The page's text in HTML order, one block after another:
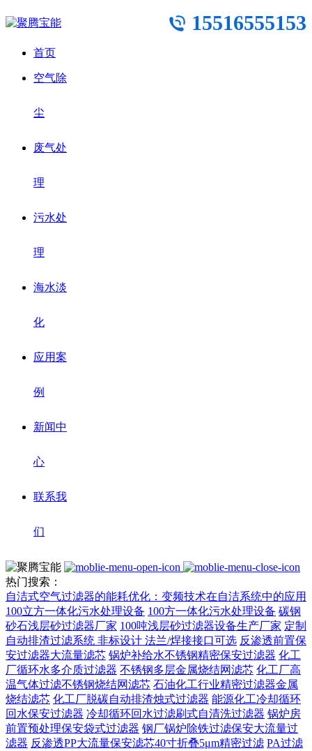
15516555153
首页
空气除
尘
废气处
理
污水处
理
海水淡
化
应用案
例
新闻中
心
联系我
们
热门搜索：
自洁式空气过滤器的能耗优化：变频技术在自洁系统中的应用
100立方一体化污水处理设备 100方一体化污水处理设备 碳钢
砂石浅层砂过滤器厂家 100吨浅层砂过滤器设备生产厂家 定制
自动排渣过滤系统 非标设计 法兰/焊接接口可选‌ 反渗透前置保
安过滤器大流量滤芯 锅炉补给水不锈钢精密保安过滤器 化工
厂循环水多介质过滤器 不锈钢多层金属烧结网滤芯 化工厂高
温气体过滤不锈钢烧结网滤芯 石油化工行业精密过滤器金属
烧结滤芯 化工厂脱碳自动排渣烛式过滤器 能源化工冷却循环
回水保安过滤器 冷却循环回水过滤刷式自清洗过滤器 锅炉房
前置预处理保安袋式过滤器 钢厂锅炉除铁过滤保安大流量过
滤器 反渗透PP大流量保安滤芯40寸折叠5μm精密过滤 PA过滤